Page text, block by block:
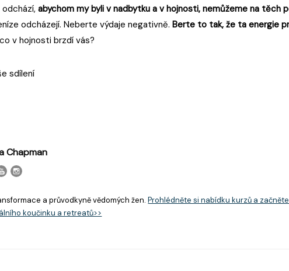
odchází,abychom my byli v nadbytku a v hojnosti, nemůžeme na těch
odcházejí. Neberte výdaje negativně.Berte to tak, že ta energie
v hojnosti brzdí vás?
sdílení
Chapman
a průvodkyně vědomých žen.Prohlédněte si nabídku kurzů a začněte
koučinku a retreatů>>